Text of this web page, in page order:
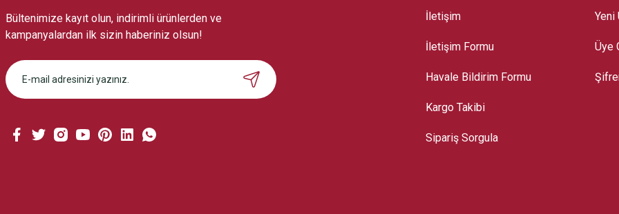
Gönder
Bültenimize kayıt olun, indirimli ürünlerden ve
kampanyalardan ilk sizin haberiniz olsun!
İletişim
İletişim Formu
Havale Bildirim Formu
Kargo Takibi
Sipariş Sorgula
Yeni
Üye